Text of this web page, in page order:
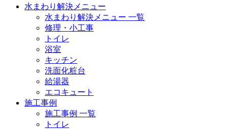
水まわり解決メニュー
水まわり解決メニュー 一覧
修理・小工事
トイレ
浴室
キッチン
洗面化粧台
給湯器
エコキュート
施工事例
施工事例 一覧
トイレ